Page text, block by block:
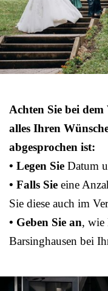
Achten Sie bei
alles Ihren
abgesprochen ist:
• Legen Sie Datum
• Falls Sie eine
Sie diese auch im
• Geben Sie an, wie
Barsinghausen bei